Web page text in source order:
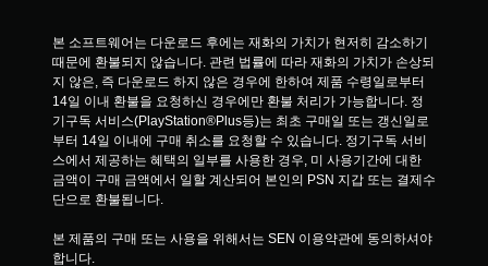
본 소프트웨어는 다운로드 후에는 재화의 가치가 현저히 감소하기
때문에 환불되지 않습니다. 관련 법률에 따라 재화의 가치가 손상되
지 않은, 즉 다운로드 하지 않은 경우에 한하여 제품 수령일로부터
14일 이내 환불을 요청하신 경우에만 환불 처리가 가능합니다. 정
기구독 서비스(PlayStation®Plus등)는 최초 구매일 또는 갱신일로
부터 14일 이내에 구매 취소를 요청할 수 있습니다. 정기구독 서비
스에서 제공하는 혜택의 일부를 사용한 경우, 미 사용기간에 대한
금액이 구매 금액에서 일할 계산되어 본인의 PSN 지갑 또는 결제수
단으로 환불됩니다.
본 제품의 구매 또는 사용을 위해서는 SEN 이용약관에 동의하셔야
합니다.